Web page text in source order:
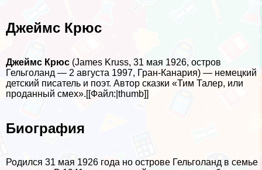
Джеймс Крюс
Джеймс Крюс (James Kruss, 31 мая 1926, остров
Гельголанд — 2 августа 1997, Гран-Канария) — немецкий
детский писатель и поэт. Автор сказки «Тим Талер, или
проданный смех».[[Файл:|thumb]]
Биография
Родился 31 мая 1926 года но острове Гельголанд в семье